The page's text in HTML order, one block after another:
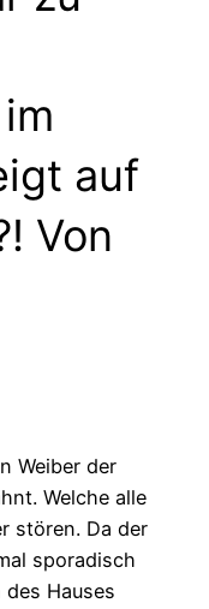
auf
Von
Weiber der
Welche alle
stören. Da der
sporadisch
Hauses